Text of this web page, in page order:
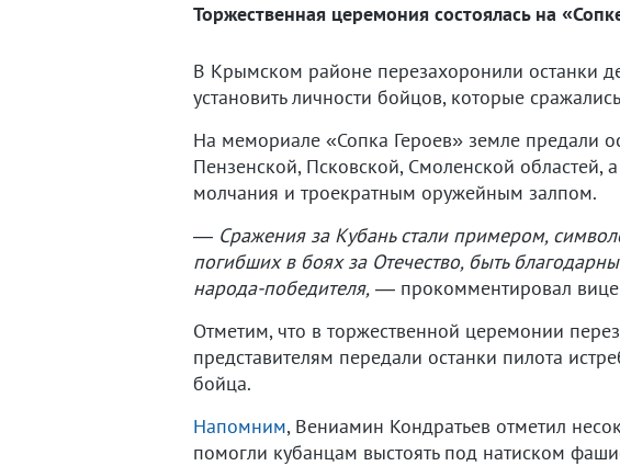
Торжественная церемония состоялась на
В Крымском районе перезахоронили останки
установить личности бойцов, которые
На мемориале «Сопка Героев» земле предали
Пензенской, Псковской, Смоленской
молчания и троекратным оружейным залпом.
― Сражения за Кубань стали примером,
погибших в боях за Отечество, быть
народа-победителя, ― прокомментировал
Отметим, что в торжественной церемонии
представителям передали останки пилота
бойца.
Напомним, Вениамин Кондратьев отметил
помогли кубанцам выстоять под натиском